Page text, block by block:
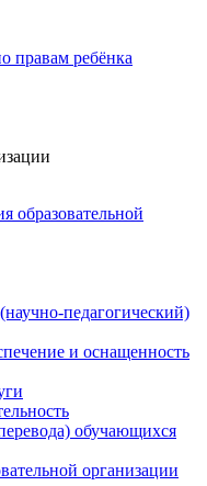
правам ребёнка
образовательной
педагогический)
и оснащенность
обучающихся
организации